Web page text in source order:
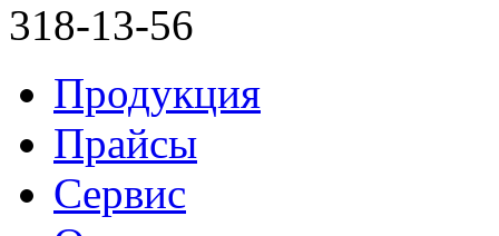
318-13-56
Продукция
Прайсы
Сервис